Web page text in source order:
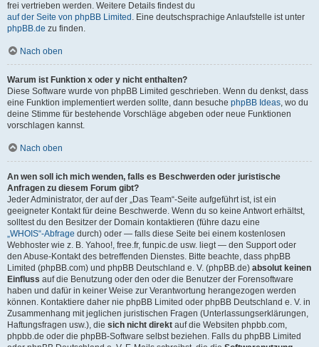
frei vertrieben werden. Weitere Details findest du
auf der Seite von phpBB Limited . Eine deutschsprachige Anlaufstelle ist unter
phpBB.de zu finden.
Nach oben
Warum ist Funktion x oder y nicht enthalten?
Diese Software wurde von phpBB Limited geschrieben. Wenn du denkst, dass
eine Funktion implementiert werden sollte, dann besuche phpBB Ideas, wo du
deine Stimme für bestehende Vorschläge abgeben oder neue Funktionen
vorschlagen kannst.
Nach oben
An wen soll ich mich wenden, falls es Beschwerden oder juristische
Anfragen zu diesem Forum gibt?
Jeder Administrator, der auf der „Das Team“-Seite aufgeführt ist, ist ein
geeigneter Kontakt für deine Beschwerde. Wenn du so keine Antwort erhältst,
solltest du den Besitzer der Domain kontaktieren (führe dazu eine
„WHOIS“-Abfrage durch) oder — falls diese Seite bei einem kostenlosen
Webhoster wie z. B. Yahoo!, free.fr, funpic.de usw. liegt — den Support oder
den Abuse-Kontakt des betreffenden Dienstes. Bitte beachte, dass phpBB
Limited (phpBB.com) und phpBB Deutschland e. V. (phpBB.de) absolut keinen
Einfluss auf die Benutzung oder den oder die Benutzer der Forensoftware
haben und dafür in keiner Weise zur Verantwortung herangezogen werden
können. Kontaktiere daher nie phpBB Limited oder phpBB Deutschland e. V. in
Zusammenhang mit jeglichen juristischen Fragen (Unterlassungserklärungen,
Haftungsfragen usw.), die sich nicht direkt auf die Websiten phpbb.com,
phpbb.de oder die phpBB-Software selbst beziehen. Falls du phpBB Limited